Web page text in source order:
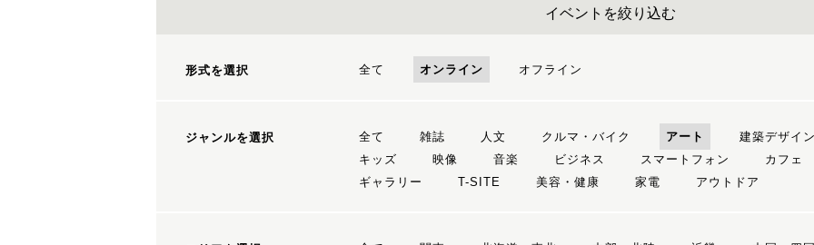
イベントを絞り込む
形式を選択 全て オンライン オフライン
ジャンルを選択 全て 雑誌 人文 クルマ・バイク アート 建築デザイン
キッズ
映像 音楽 ビジネス スマートフォン カフェ
ギャラリー
T-SITE 美容・健康 家電 アウトドア